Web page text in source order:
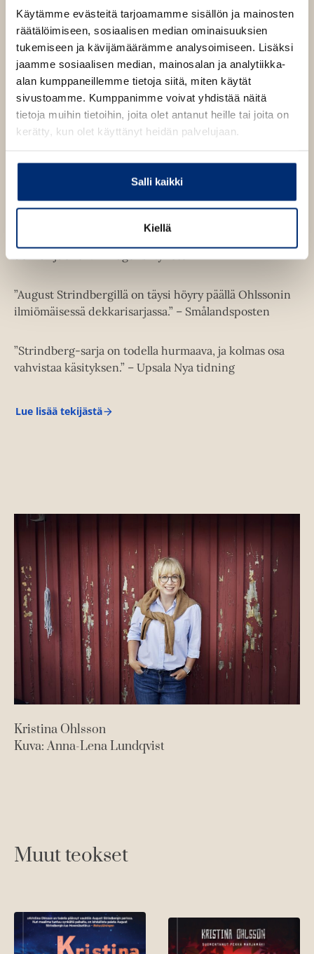
Käytämme evästeitä tarjoamamme sisällön ja mainosten
räätälöimiseen, sosiaalisen median ominaisuuksien
tukemiseen ja kävijämäärämme analysoimiseen. Lisäksi
jaamme sosiaalisen median, mainosalan ja analytiikka-
alan kumppaneillemme tietoja siitä, miten käytät
sivustoamme. Kumppanimme voivat yhdistää näitä
tietoja muihin tietoihin, joita olet antanut heille tai joita on
kerätty, kun olet käyttänyt heidän palvelujaan.
Salli kaikki
Kiellä
*
”Ohlssonin loistava ja jännittäväVarjopaikkahurmaa.” –
Adresseavisen
”Ohlsson maalaa maisemansa taidokkaasti.” – BTJ
”Jännittävä ja mutkikas juoni, jonka parissa viisisataa
sivua kiitää ohi.” – Göteborgs-Posten
”Kristina Ohlsson punoo perhesuhteista, vanhoista
”August Strindbergillä on täysi höyry päällä Ohlssonin
ilmiömäisessä dekkarisarjassa.” – Smålandsposten
”Strindberg-sarja on todella hurmaava, ja kolmas osa
vahvistaa käsityksen.” – Upsala Nya tidning
Lue lisää tekijästä
K
O
Kristina Ohlsson
Kuva: Anna-Lena Lundqvist
Muut teokset